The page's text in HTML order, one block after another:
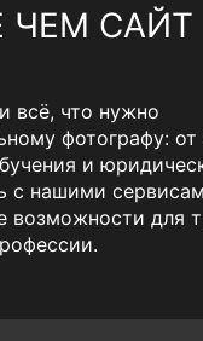
ЧЕМ САЙТ
всё, что нужно
фотографу:
и
с нашими
возможности для